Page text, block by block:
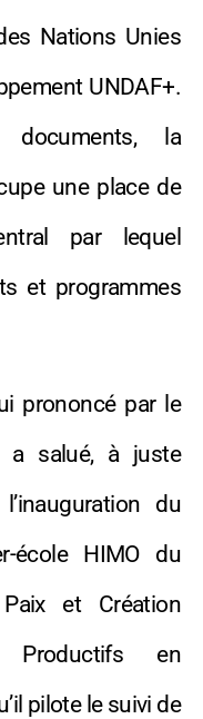
Nations Unies
UNDAF+.
la
une place de
par lequel
et programmes
prononcé par le
a salué, à juste
du
école HIMO du
et Création
Productifs en
pilote le suivi de